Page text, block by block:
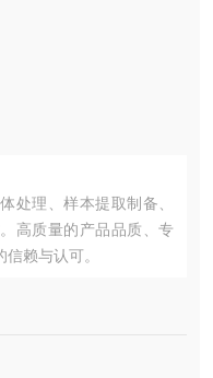
处理、样本提取制备、
高质量的产品品质、专
赖与认可。